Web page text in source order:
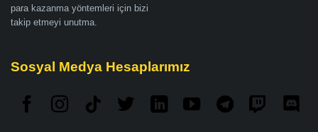
para kazanma yöntemleri için bizi
takip etmeyi unutma.
Sosyal Medya Hesaplarımız